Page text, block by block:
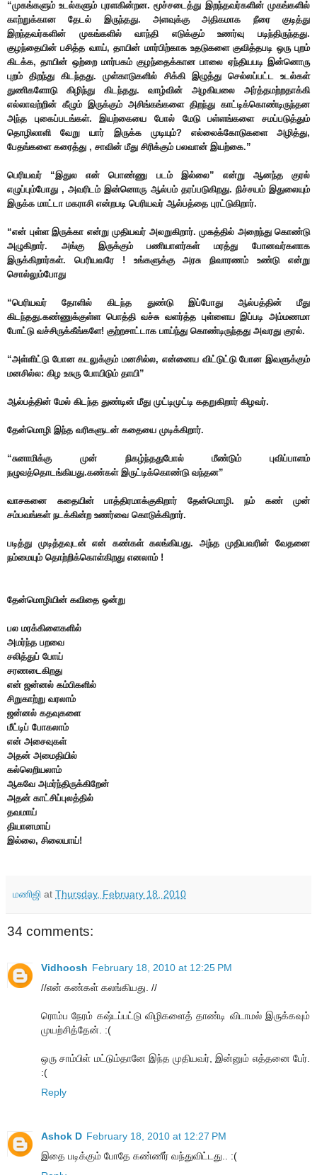
“முகங்களும் உடல்களும் புரளகின்றன. மூச்சடைத்து இறந்தவர்களின் முகங்களில்
காற்றுக்கான தேடல் இருந்தது. அளவுக்கு அதிகமாக நீரை குடித்து
இறந்தவர்களின் முகங்களில் வாந்தி எடுக்கும் உணர்வு படிந்திருந்தது.
குழந்தையின் பசித்த வாய், தாயின் மார்பிற்காக உதடுகளை குவித்தபடி ஒரு புறம்
கிடக்க, தாயின் ஒற்றை மார்பகம் குழந்தைக்கான பாலை ஏந்தியபடி இன்னொரு
புறம் திறந்து கிடந்தது. முள்காடுகளில் சிக்கி இழுத்து செல்லப்பட்ட உடல்கள்
துணிகளோடு கிழிந்து கிடந்தது. வாழ்வின் அழகியலை அர்த்தமற்றதாக்கி
எல்லாவற்றின் கீழும் இருக்கும் அசிங்கங்களை திறந்து காட்டிக்கொண்டிருந்தன
அந்த புகைப்படங்கள். இயற்கையை போல் மேடு பள்ளங்களை சமப்படுத்தும்
தொழிலாளி வேறு யார் இருக்க முடியும்? எல்லைக்கோடுகளை அழித்து,
பேதங்களை கரைத்து , சாவின் மீது சிரிக்கும் பலவான் இயற்கை.”
பெரியவர் “இதுல என் பொண்ணு படம் இல்லை” என்று ஆனந்த குரல்
எழுப்பும்போது , அவரிடம் இன்னொரு ஆல்பம் தரப்படுகிறது. நிச்சயம் இதுலையும்
இருக்க மாட்டா மகராசி என்றபடி பெரியவர் ஆல்பத்தை புரட்டுகிறார்.
“என் புள்ள இருக்கா என்று முதியவர் அலறுகிறார். முகத்தில் அறைந்து கொண்டு
அழுகிறார். அங்கு இருக்கும் பணியாளர்கள் மரத்து போனவர்களாக
இருக்கிறார்கள். பெரியவரே ! உங்களுக்கு அரசு நிவாரணம் உண்டு என்று
சொல்லும்போது
“பெரியவர் தோளில் கிடந்த துண்டு இப்போது ஆல்பத்தின் மீது
கிடந்தது.கண்ணுக்குள்ள பொத்தி வச்சு வளர்த்த புள்ளைய இப்படி அம்மணமா
போட்டு வச்சிருக்கீங்களே! குற்றசாட்டாக பாய்ந்து கொண்டிருந்தது அவரது குரல்.
“அள்ளிட்டு போன கடலுக்கும் மனசில்ல, என்னைய விட்டுட்டு போன இவளுக்கும்
மனசில்ல: கிழ உசுரு போயிடும் தாயி”
ஆல்பத்தின் மேல் கிடந்த துண்டின் மீது முட்டிமுட்டி கதறுகிறார் கிழவர்.
தேன்மொழி இந்த வரிகளுடன் கதையை முடிக்கிறார்.
“சுனாமிக்கு முன் நிகழ்ந்ததுபோல் மீண்டும் புவிப்பாளம்
நழுவத்தொடங்கியது.கண்கள் இருட்டிக்கொண்டு வந்தன”
வாசகனை கதையின் பாத்திரமாக்குகிறார் தேன்மொழி. நம் கண் முன்
சம்பவங்கள் நடக்கின்ற உணர்வை கொடுக்கிறார்.
படித்து முடித்தவுடன் என் கண்கள் கலங்கியது. அந்த முதியவரின் வேதனை
நம்மையும் தொற்றிக்கொள்கிறது எனலாம் !
தேன்மொழியின் கவிதை ஒன்று
பல மரக்கிளைகளில்
அமர்ந்த பறவை
சலித்துப் போய்
சரணடைகிறது
என் ஜன்னல் கம்பிகளில்
சிறுகாற்று வரலாம்
ஜன்னல் கதவுகளை
மீட்டிப் போகலாம்
என் அசைவுகள்
அதன் அமைதியில்
கல்லெறியலாம்
ஆகவே அமர்ந்திருக்கிறேன்
அதன் காட்சிப்புலத்தில்
தவமாய்
தியானமாய்
இல்லை, சிலையாய்!
மணிஜி at Thursday, February 18, 2010
34 comments:
Vidhoosh February 18, 2010 at 12:25 PM
//என் கண்கள் கலங்கியது. //
ரொம்ப நேரம் கஷ்டப்பட்டு விழிகளைத் தாண்டி விடாமல் இருக்கவும்
முயற்சித்தேன். :(
ஒரு சாம்பிள் மட்டும்தானே இந்த முதியவர், இன்னும் எத்தனை பேர்.
:(
Reply
Ashok D February 18, 2010 at 12:27 PM
இதை படிக்கும் போதே கண்ணீர் வந்துவிட்டது.. :(